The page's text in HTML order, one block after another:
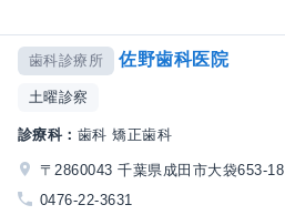
歯科診療所 佐野歯科医院
土曜診察
診療科： 歯科 矯正歯科
〒2860043 千葉県成田市大袋653-18
0476-22-3631